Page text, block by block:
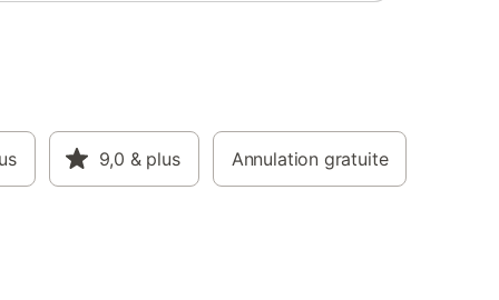
9,0 & plus Annulation gratuite